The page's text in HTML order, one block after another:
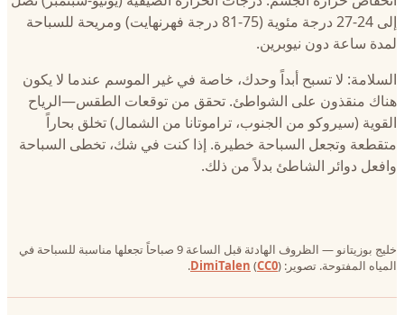
إلى 24-27 درجة مئوية (75-81 درجة فهرنهايت) ومريحة للسباحة
لمدة ساعة دون نيوبرين.
السلامة: لا تسبح أبداً وحدك، خاصة في غير الموسم عندما لا يكون
هناك منقذون على الشواطئ. تحقق من توقعات الطقس—الرياح
القوية (سيروكو من الجنوب، تراموتانا من الشمال) تخلق بحاراً
متقطعة وتجعل السباحة خطيرة. إذا كنت في شك، تخطى السباحة
وافعل دوائر الشاطئ بدلاً من ذلك.
خليج بوزيتانو — الظروف الهادئة قبل الساعة 9 صباحاً تجعلها مناسبة للسباحة في
المياه المفتوحة. تصوير:
DimiTalen (CC0).